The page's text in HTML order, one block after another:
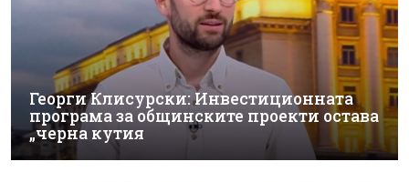
Георги Клисурски: Инвестиционната
програма за общинските проекти остава
„черна кутия